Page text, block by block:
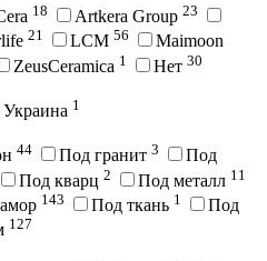
18 Artkera Group 23
21 LCM 56
Maimoon
ZeusCeramica 1 Нет 30
Украина 1
44 Под гранит 3
Под
Под кварц 2 Под металл 11
143 Под ткань 1
Под
127